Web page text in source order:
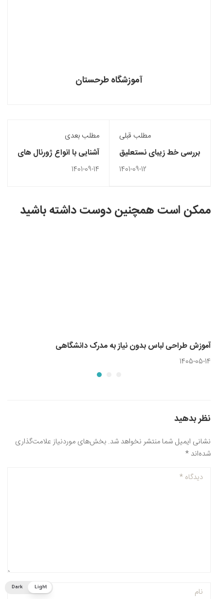
آموزشگاه طرحستان
مطلب قبلی
بررسی خط زیبای نستعلیق
1401-09-12
مطلب بعدی
آشنایی با انواع ژورنال های
لباس
1401-09-14
ممکن است همچنین دوست داشته باشید
آموزش طراحی لباس بدون نیاز به مدرک دانشگاهی
1405-05-14
نظر بدهید
نشانی ایمیل شما منتشر نخواهد شد. بخش‌های موردنیاز علامت‌گذاری
شده‌اند *
Light
Dark